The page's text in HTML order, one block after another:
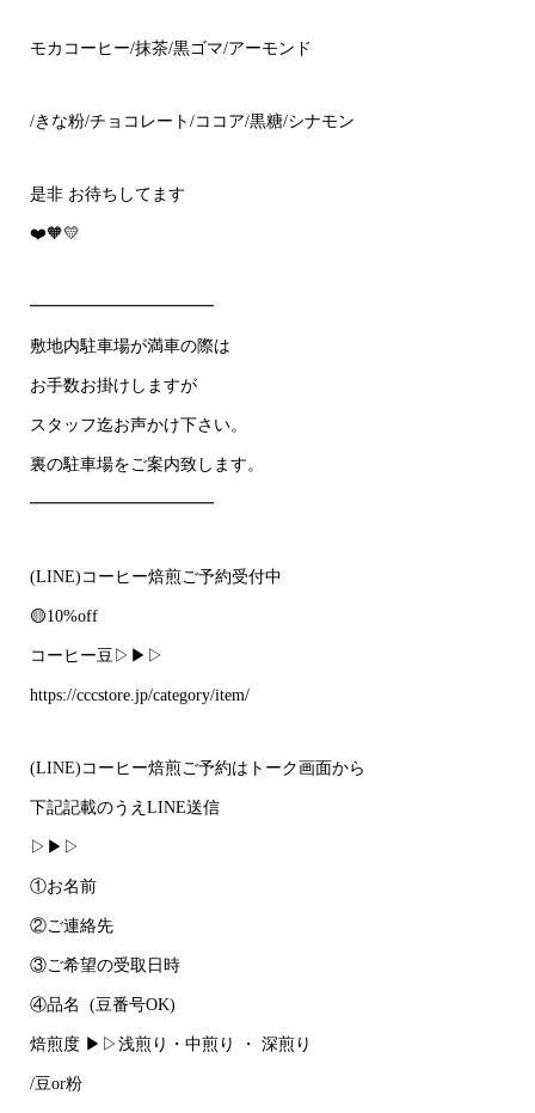
モカコーヒー/抹茶/黒ゴマ/アーモンド
/きな粉/チョコレート/ココア/黒糖/シナモン
是非 お待ちしてます
❤️🧡💛
━━━━━━━━━━━
敷地内駐車場が満車の際は
お手数お掛けしますが
スタッフ迄お声かけ下さい。
裏の駐車場をご案内致します。
━━━━━━━━━━━
(LINE)コーヒー焙煎ご予約受付中
🟡10%off
コーヒー豆▷▶▷
https://cccstore.jp/category/item/
(LINE)コーヒー焙煎ご予約はトーク画面から
下記記載のうえLINE送信
▷▶▷
①お名前
②ご連絡先
③ご希望の受取日時
④品名 (豆番号OK)
焙煎度 ▶▷浅煎り・中煎り ・ 深煎り
/豆or粉